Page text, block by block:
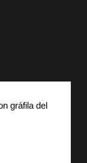
gráfila del